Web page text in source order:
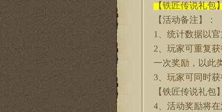
【铁匠传说礼包
【活动备注】：
1、统计数据以
2、玩家可重复
一次奖励，以此
3、玩家可同时
【铁匠传说礼包
4、活动奖励将